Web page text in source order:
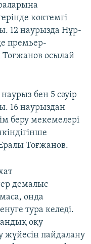
көктемгі
12 наурызда Нұр-
премьер-
осылай
бен 5 сәуір
16 наурыздан
беру мекемелері
Тоғжанов.
демалыс
онда
тура келеді.
оқу
пайдалану